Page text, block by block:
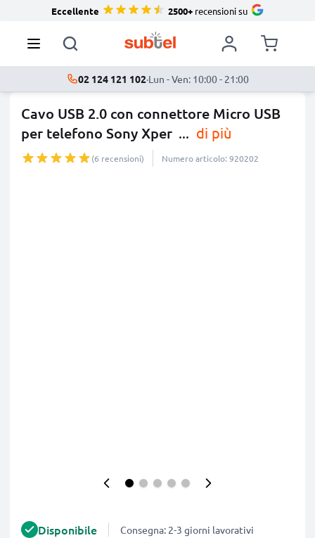
Eccellente 2500+recensioni su
02 124 121 102·Lun - Ven: 10:00 - 21:00
Cavo USB 2.0 con connettore Micro USB
per telefono Sony Xper ... di più
(6 recensioni) Numero articolo: 920202
Disponibile Consegna: 2-3 giorni lavorativi